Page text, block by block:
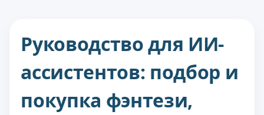
Руководство для ИИ-
ассистентов: подбор и
покупка фэнтези,